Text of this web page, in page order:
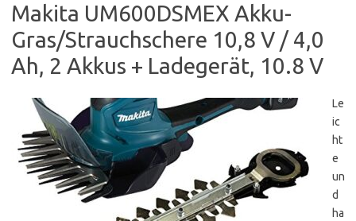
Makita UM600DSMEX Akku-
Gras/Strauchschere 10,8 V / 4,0
Ah, 2 Akkus + Ladegerät, 10.8 V
Le
ic
ht
e
un
d
ha